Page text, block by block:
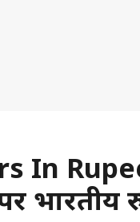
In
भारतीय